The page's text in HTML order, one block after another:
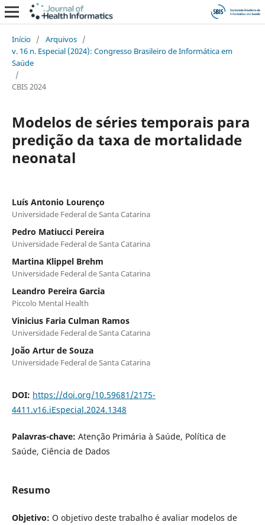
Início / Arquivos /
v. 16 n. Especial (2024): Congresso Brasileiro de Informática em
Saúde
/
CBIS 2024
Modelos de séries temporais para
predição da taxa de mortalidade
neonatal
Luís Antonio Lourenço
Universidade Federal de Santa Catarina
Pedro Matiucci Pereira
Universidade Federal de Santa Catarina
Martina Klippel Brehm
Universidade Federal de Santa Catarina
Leandro Pereira Garcia
Piccolo Mental Health
Vinicius Faria Culman Ramos
Universidade Federal de Santa Catarina
João Artur de Souza
Universidade Federal de Santa Catarina
DOI: https://doi.org/10.59681/2175-
4411.v16.iEspecial.2024.1348
Palavras-chave: Atenção Primária à Saúde, Política de
Saúde, Ciência de Dados
Resumo
Objetivo: O objetivo deste trabalho é avaliar modelos de